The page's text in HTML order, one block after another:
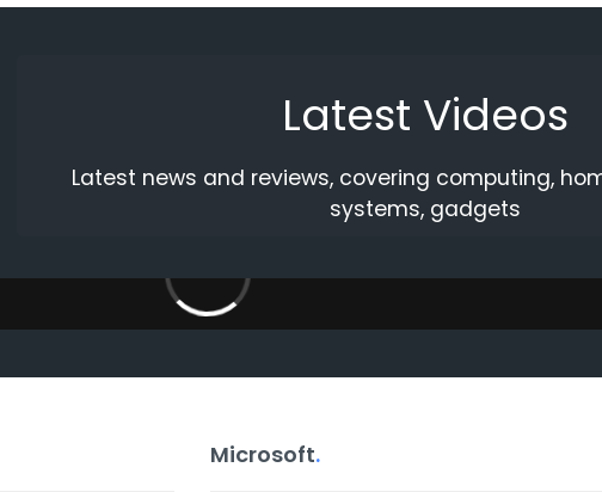
Latest Videos
Latest news and reviews, covering computing,
systems, gadgets
Microsoft.